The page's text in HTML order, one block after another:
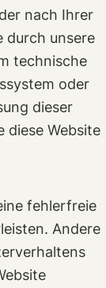
nach Ihrer
durch unsere
technische
oder
dieser
diese Website
fehlerfreie
Andere